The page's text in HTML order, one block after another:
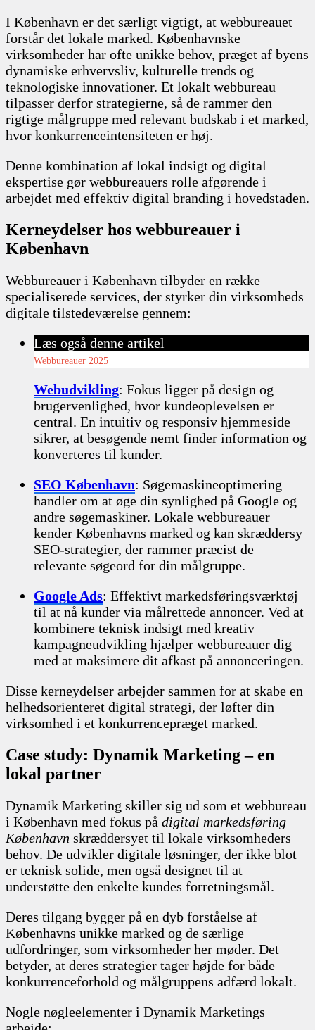
I København er det særligt vigtigt, at webbureauet
forstår det lokale marked. Københavnske
virksomheder har ofte unikke behov, præget af byens
dynamiske erhvervsliv, kulturelle trends og
teknologiske innovationer. Et lokalt webbureau
tilpasser derfor strategierne, så de rammer den
rigtige målgruppe med relevant budskab i et marked,
hvor konkurrenceintensiteten er høj.
Denne kombination af lokal indsigt og digital
ekspertise gør webbureauers rolle afgørende i
arbejdet med effektiv digital branding i hovedstaden.
Kerneydelser hos webbureauer i
København
Webbureauer i København tilbyder en række
specialiserede services, der styrker din virksomheds
digitale tilstedeværelse gennem:
Læs også denne artikel
Webbureauer 2025
Webudvikling: Fokus ligger på design og
brugervenlighed, hvor kundeoplevelsen er
central. En intuitiv og responsiv hjemmeside
sikrer, at besøgende nemt finder information og
konverteres til kunder.
SEO København: Søgemaskineoptimering
handler om at øge din synlighed på Google og
andre søgemaskiner. Lokale webbureauer
kender Københavns marked og kan skræddersy
SEO-strategier, der rammer præcist de
relevante søgeord for din målgruppe.
Google Ads: Effektivt markedsføringsværktøj
til at nå kunder via målrettede annoncer. Ved at
kombinere teknisk indsigt med kreativ
kampagneudvikling hjælper webbureauer dig
med at maksimere dit afkast på annonceringen.
Disse kerneydelser arbejder sammen for at skabe en
helhedsorienteret digital strategi, der løfter din
virksomhed i et konkurrencepræget marked.
Case study: Dynamik Marketing – en
lokal partner
Dynamik Marketing skiller sig ud som et webbureau
i København med fokus på digital markedsføring
København skræddersyet til lokale virksomheders
behov. De udvikler digitale løsninger, der ikke blot
er teknisk solide, men også designet til at
understøtte den enkelte kundes forretningsmål.
Deres tilgang bygger på en dyb forståelse af
Københavns unikke marked og de særlige
udfordringer, som virksomheder her møder. Det
betyder, at deres strategier tager højde for både
konkurrenceforhold og målgruppens adfærd lokalt.
Nogle nøgleelementer i Dynamik Marketings